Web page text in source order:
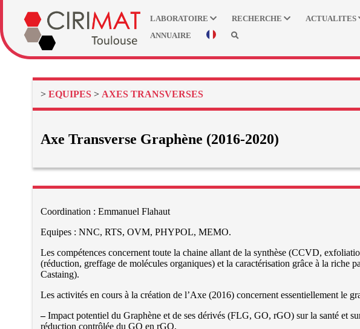
LABORATOIRE RECHERCHE ACTUALITES
ANNUAIRE
>EQUIPES > AXES TRANSVERSES
Axe Transverse Graphène (2016-2020)
Coordination : Emmanuel Flahaut
Equipes : NNC, RTS, OVM, PHYPOL, MEMO.
Les compétences concernent toute la chaine allant de la synthèse (CCVD,
(réduction, greffage de molécules organiques) et la caractérisation grâce à la riche
Castaing).
Les activités en cours à la création de l’Axe (2016) concernent essentiellement le
–Impact potentiel du Graphène et de ses dérivés (FLG, GO, rGO) sur la santé et
réduction contrôlée du GO en rGO.